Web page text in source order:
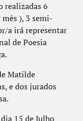
realizadas 6
), 3 semi-
a irá representar
de Poesia
Matilde
e dos jurados
15 de Julho